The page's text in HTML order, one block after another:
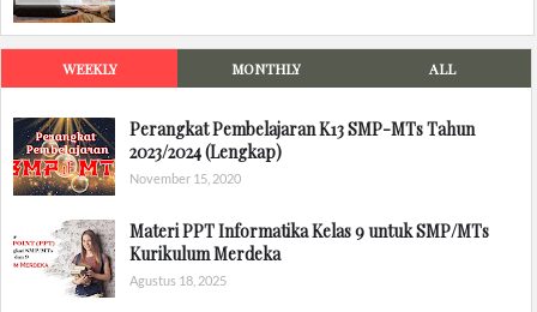
WEEKLY MONTHLY ALL
Perangkat Pembelajaran K13 SMP-MTs Tahun
2023/2024 (Lengkap)
November 15, 2020
Materi PPT Informatika Kelas 9 untuk SMP/MTs
Kurikulum Merdeka
Agustus 18, 2025